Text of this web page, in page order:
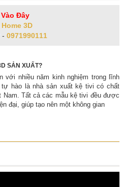
Vào Đây
Home 3D
- 0971990111
SẢN XUẤT?
với nhiều năm kinh nghiệm trong lĩnh
hào là nhà sản xuất kệ tivi có chất
Nam. Tất cả các mẫu kệ tivi đều được
đại, giúp tạo nên một không gian